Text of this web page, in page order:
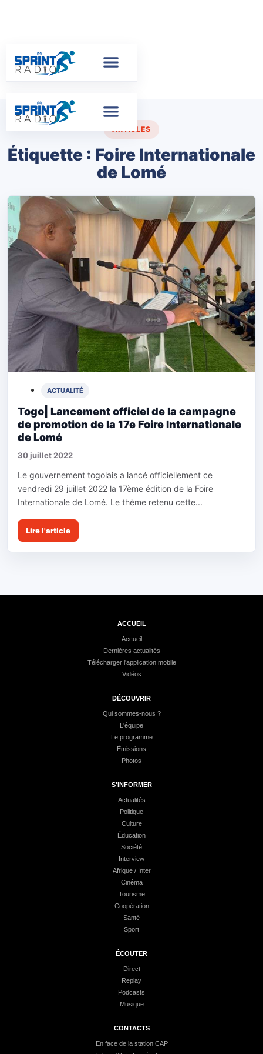
ARTICLES
Étiquette : Foire Internationale
de Lomé
ACTUALITÉ
Togo| Lancement officiel de la campagne
de promotion de la 17e Foire Internationale
de Lomé
30 juillet 2022
Le gouvernement togolais a lancé officiellement ce
vendredi 29 juillet 2022 la 17ème édition de la Foire
Internationale de Lomé. Le thème retenu cette...
Lire l'article
ACCUEIL
Accueil
Dernières actualités
Télécharger l'application mobile
Vidéos
DÉCOUVRIR
Qui sommes-nous ?
L'équipe
Le programme
Émissions
Photos
S'INFORMER
Actualités
Politique
Culture
Éducation
Société
Interview
Afrique / Inter
Cinéma
Tourisme
Coopération
Santé
Sport
ÉCOUTER
Direct
Replay
Podcasts
Musique
CONTACTS
En face de la station CAP